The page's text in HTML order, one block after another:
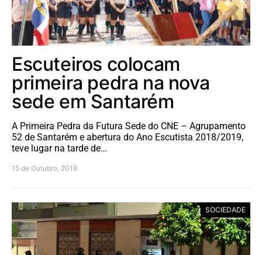
Escuteiros colocam
primeira pedra na nova
sede em Santarém
A Primeira Pedra da Futura Sede do CNE – Agrupamento
52 de Santarém e abertura do Ano Escutista 2018/2019,
teve lugar na tarde de…
15 de Outubro, 2018
SOCIEDADE